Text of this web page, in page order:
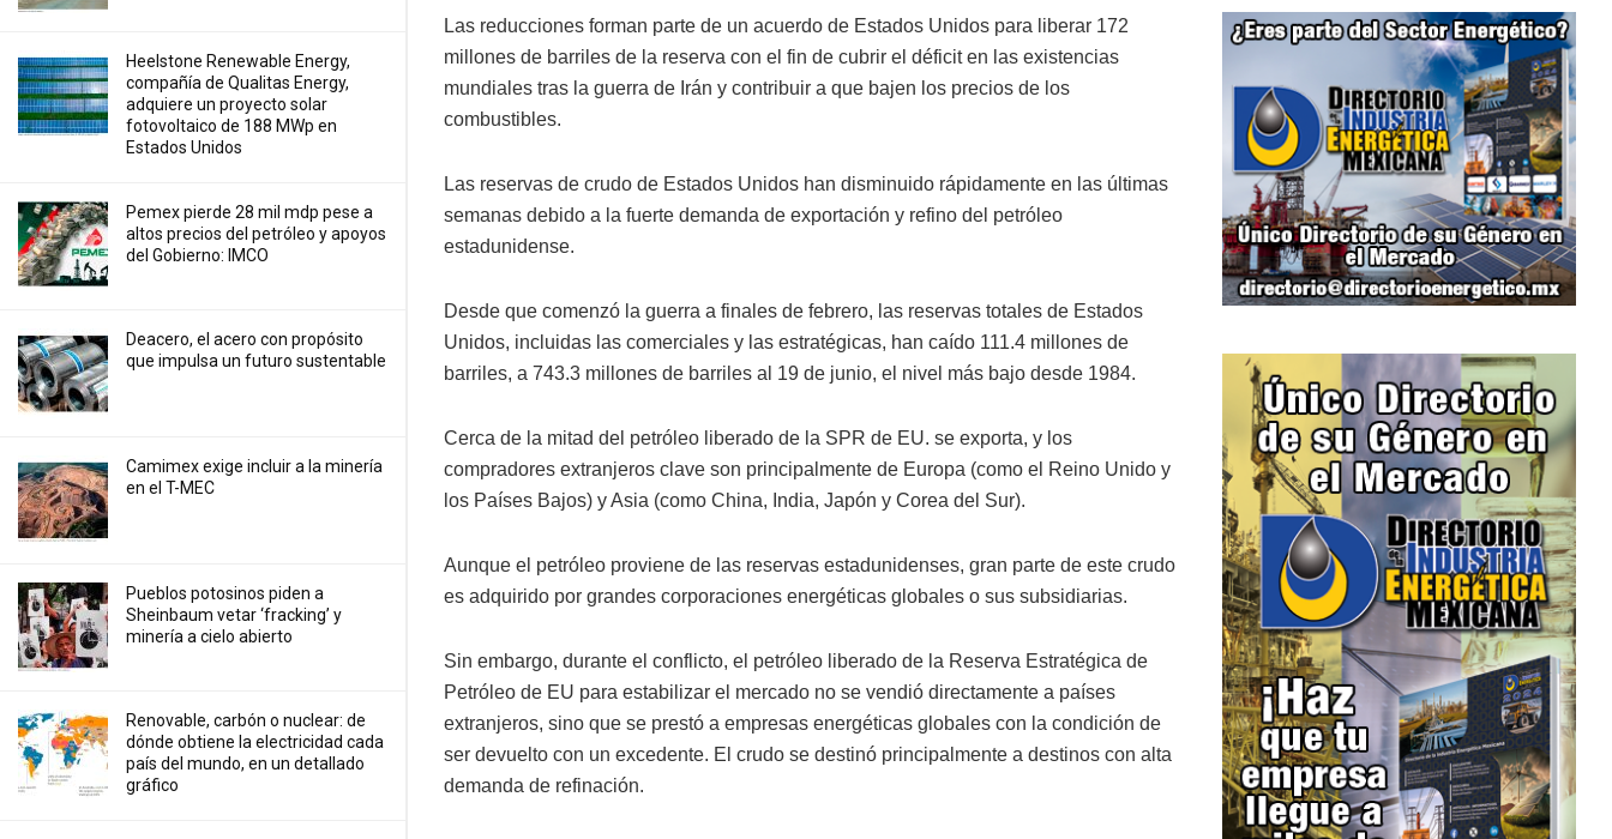
Heelstone Renewable Energy,
compañía de Qualitas Energy,
adquiere un proyecto solar
fotovoltaico de 188 MWp en
Estados Unidos
Pemex pierde 28 mil mdp pese a
altos precios del petróleo y apoyos
del Gobierno: IMCO
Deacero, el acero con propósito
que impulsa un futuro sustentable
Camimex exige incluir a la minería
en el T-MEC
Pueblos potosinos piden a
Sheinbaum vetar ‘fracking’ y
minería a cielo abierto
Renovable, carbón o nuclear: de
dónde obtiene la electricidad cada
país del mundo, en un detallado
gráfico
Las reducciones forman parte de un acuerdo de Estados Unidos para liberar 172
millones de barriles de la reserva con el fin de cubrir el déficit en las existencias
mundiales tras la guerra de Irán y contribuir a que bajen los precios de los
combustibles.
Las reservas de crudo de Estados Unidos han disminuido rápidamente en las últimas
semanas debido a la fuerte demanda de exportación y refino del petróleo
estadunidense.
Desde que comenzó la guerra a finales de febrero, las reservas totales de Estados
Unidos, incluidas las comerciales y las estratégicas, han caído 111.4 millones de
barriles, a 743.3 millones de barriles al 19 de junio, el nivel más bajo desde 1984.
Cerca de la mitad del petróleo liberado de la SPR de EU. se exporta, y los
compradores extranjeros clave son principalmente de Europa (como el Reino Unido y
los Países Bajos) y Asia (como China, India, Japón y Corea del Sur).
Aunque el petróleo proviene de las reservas estadunidenses, gran parte de este crudo
es adquirido por grandes corporaciones energéticas globales o sus subsidiarias.
Sin embargo, durante el conflicto, el petróleo liberado de la Reserva Estratégica de
Petróleo de EU para estabilizar el mercado no se vendió directamente a países
extranjeros, sino que se prestó a empresas energéticas globales con la condición de
ser devuelto con un excedente. El crudo se destinó principalmente a destinos con alta
demanda de refinación.